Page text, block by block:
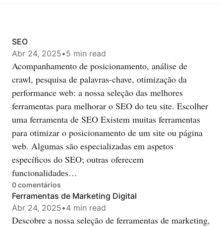
SEO
Abr 24, 2025•5 min read
Acompanhamento de posicionamento, análise de
crawl, pesquisa de palavras-chave, otimização da
performance web: a nossa seleção das melhores
ferramentas para melhorar o SEO do teu site. Escolher
uma ferramenta de SEO Existem muitas ferramentas
para otimizar o posicionamento de um site ou página
web. Algumas são especializadas em aspetos
específicos do SEO; outras oferecem
funcionalidades…
0comentários
Ferramentas de Marketing Digital
Abr 24, 2025•4 min read
Descobre a nossa seleção de ferramentas de marketing,